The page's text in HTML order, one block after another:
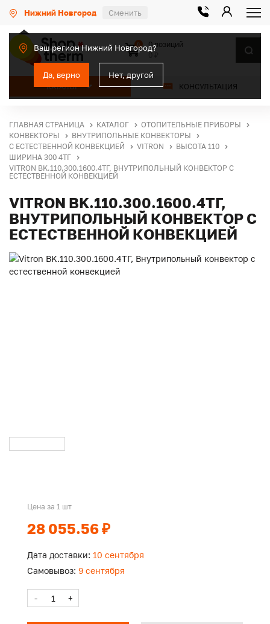
Нижний Новгород Сменить
Ваш регион Нижний Новгород?
Да, верно Нет, другой
КАТАЛОГ КОНСУЛЬТАЦИЯ
0
0 позиций
ГЛАВНАЯ СТРАНИЦА КАТАЛОГ
ОТОПИТЕЛЬНЫЕ ПРИБОРЫ
КОНВЕКТОРЫ
ВНУТРИПОЛЬНЫЕ КОНВЕКТОРЫ
С ЕСТЕСТВЕННОЙ КОНВЕКЦИЕЙ
VITRON
ВЫСОТА 110
ШИРИНА 300 4ТГ
VITRON BK.110.300.1600.4ТГ, ВНУТРИПОЛЬНЫЙ КОНВЕКТОР С
ЕСТЕСТВЕННОЙ КОНВЕКЦИЕЙ
VITRON BK.110.300.1600.4ТГ,
ВНУТРИПОЛЬНЫЙ КОНВЕКТОР С
ЕСТЕСТВЕННОЙ КОНВЕКЦИЕЙ
Цена за 1 шт
28 055.56 ₽
Дата доставки: 10 сентября
Самовывоз: 9 сентября
- +